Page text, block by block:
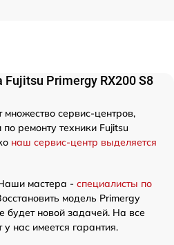
Primergy RX200 S8
сервис-центров,
ремонту техники Fujitsu
наш сервис-центр выделяется
мастера - специалисты по
модель Primergy
будет новой задачей. На все
нас имеется гарантия.